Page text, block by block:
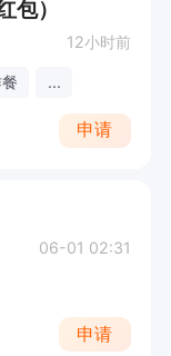
包）
12小时前
...
申请
06-01 02:31
申请